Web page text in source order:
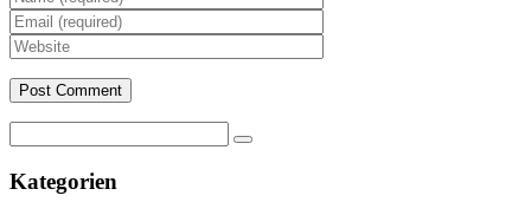
Kategorien